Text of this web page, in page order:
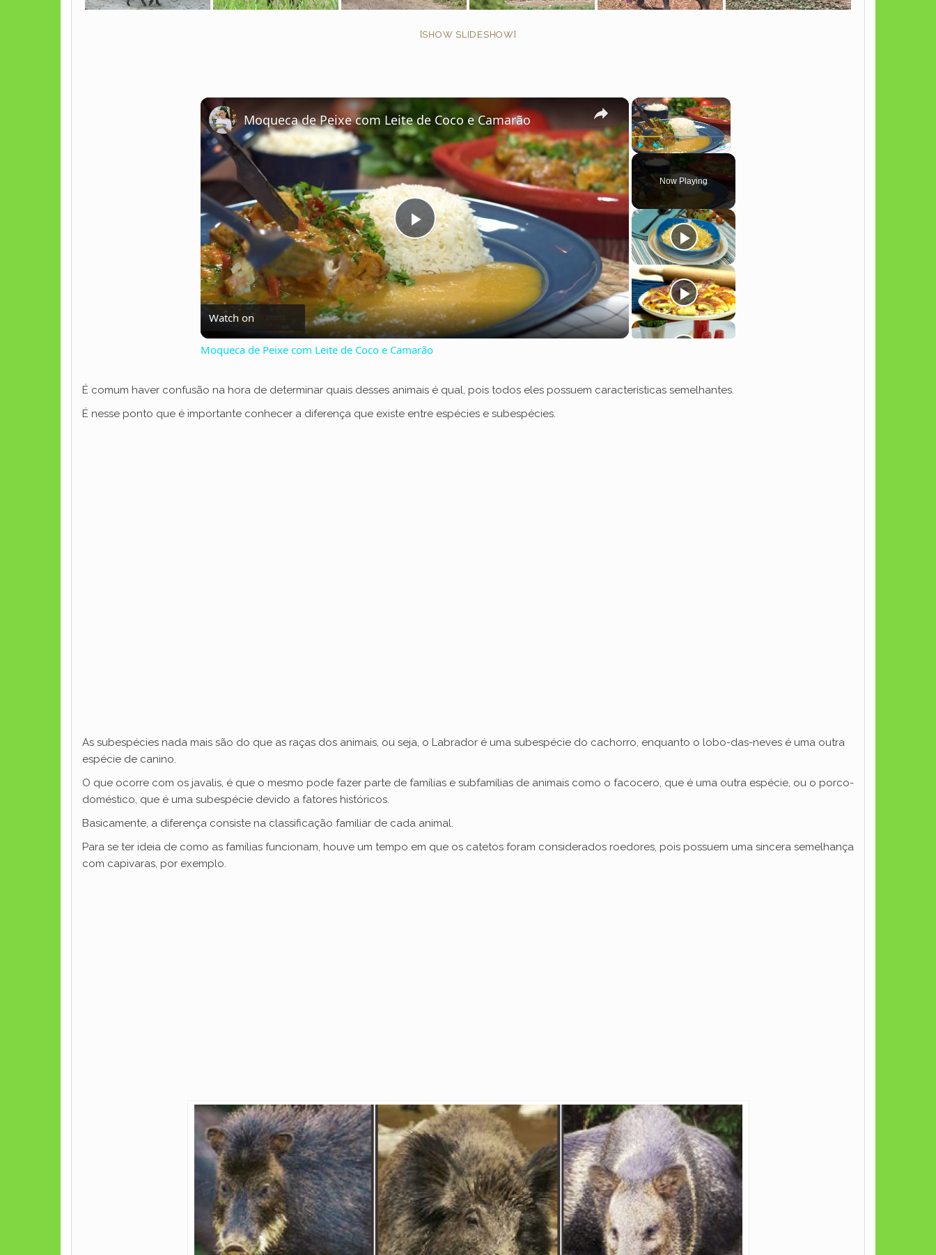
[SHOW SLIDESHOW]
×
Play Unmute Fullscreen
Now Playing
×
P
l
a
V
Moqueca de Peixe com Leite de Coco e Camarão
Watch on
Moqueca de Peixe com Leite de Coco e Camarão
É comum haver confusão na hora de determinar quais desses animais é qual, pois todos eles possuem características semelhantes.
É nesse ponto que é importante conhecer a diferença que existe entre espécies e subespécies.
As subespécies nada mais são do que as raças dos animais, ou seja, o Labrador é uma subespécie do cachorro, enquanto o lobo-das-neves é uma outra
espécie de canino.
O que ocorre com os javalis, é que o mesmo pode fazer parte de famílias e subfamílias de animais como o facocero, que é uma outra espécie, ou o porco-
doméstico, que é uma subespécie devido a fatores históricos.
Basicamente, a diferença consiste na classificação familiar de cada animal.
Para se ter ideia de como as famílias funcionam, houve um tempo em que os catetos foram considerados roedores, pois possuem uma sincera semelhança
com capivaras, por exemplo.